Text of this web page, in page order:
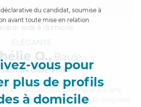
du candidat, soumise à
avant toute mise en relation
vous pour
plus de profils
à domicile
ÉLÉGANTE
O., Baule
de chez Vous
et communicative, Ophélie a 4 ans
un diplôme d'Etat d'aide-soignant